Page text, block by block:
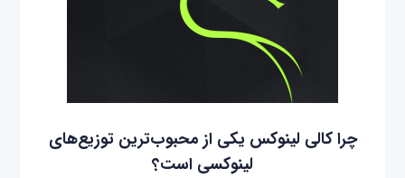
چرا کالی لینوکس یکی از محبوب‌ترین توزیع‌های
لینوکسی است؟